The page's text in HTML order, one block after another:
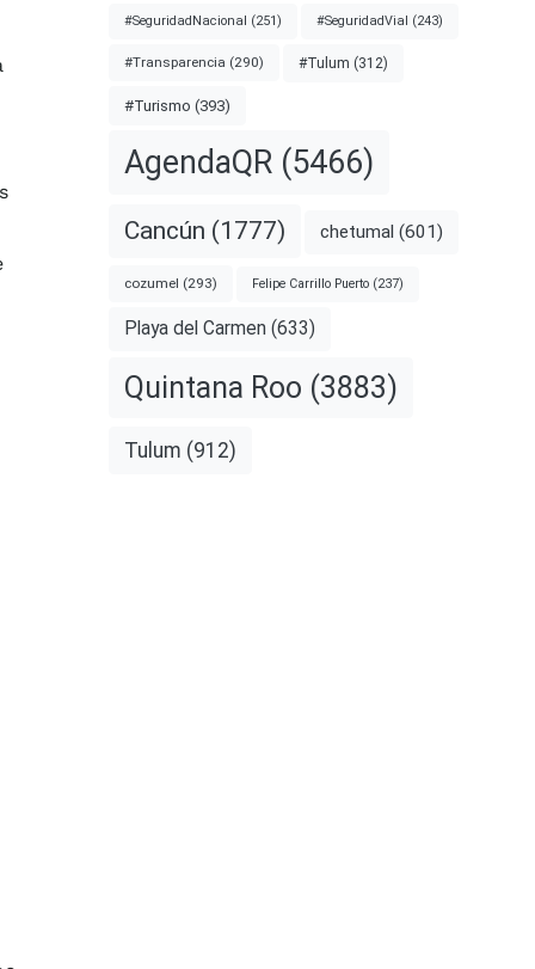
#SeguridadNacional (251) #SeguridadVial (243)
#Transparencia (290) #Tulum (312)
#Turismo (393)
AgendaQR(5466)
Cancún (1777) chetumal (601)
cozumel (293) Felipe Carrillo Puerto(237)
Playa del Carmen (633)
Quintana Roo (3883)
Tulum (912)